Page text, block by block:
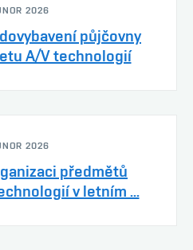
2026
půjčovny
A/V technologií
2026
předmětů
v letním ...